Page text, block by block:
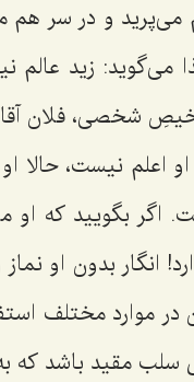
و در سر هم
می‌گوید: زید
شخصی، فلان آقا
اعلم نیست،
اگر بگویید که
انگار بدون او
موارد مختلف
سلب مقید باشد كه